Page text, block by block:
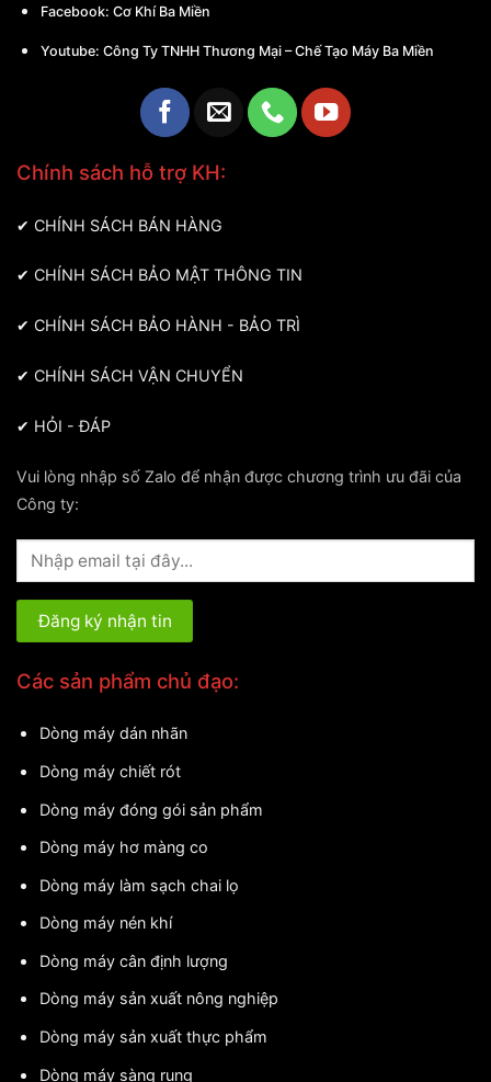
Facebook: Cơ Khí Ba Miền
Youtube: Công Ty TNHH Thương Mại – Chế Tạo Máy Ba Miền
Chính sách hỗ trợ KH:
✔ CHÍNH SÁCH BÁN HÀNG
✔ CHÍNH SÁCH BẢO MẬT THÔNG TIN
✔ CHÍNH SÁCH BẢO HÀNH - BẢO TRÌ
✔ CHÍNH SÁCH VẬN CHUYỂN
✔ HỎI - ĐÁP
Vui lòng nhập số Zalo để nhận được chương trình ưu đãi của
Công ty:
Các sản phẩm chủ đạo:
Dòng máy dán nhãn
Dòng máy chiết rót
Dòng máy đóng gói sản phẩm
Dòng máy hơ màng co
Dòng máy làm sạch chai lọ
Dòng máy nén khí
Dòng máy cân định lượng
Dòng máy sản xuất nông nghiệp
Dòng máy sản xuất thực phẩm
Dòng máy sàng rung